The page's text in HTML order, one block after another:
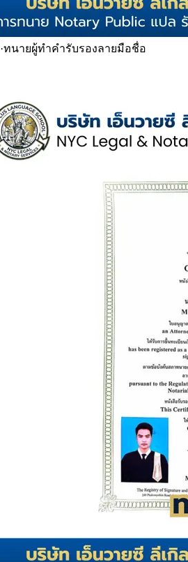
·ทนายผู้ทำคำรับรองลายมือชื่อ